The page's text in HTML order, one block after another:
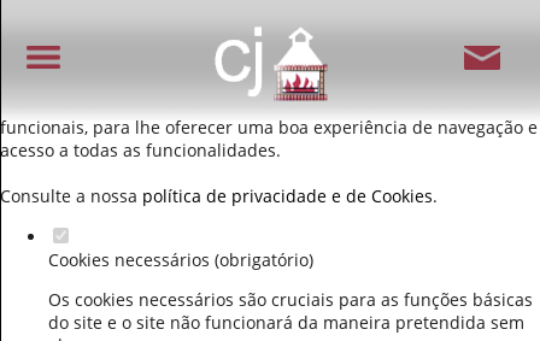
Defina as suas preferências de cookies para este
website.
Este website utiliza cookies estritamente necessários, analíticos e
funcionais, para lhe oferecer uma boa experiência de navegação e
acesso a todas as funcionalidades.
Consulte a nossa política de privacidade e de Cookies.
Cookies necessários (obrigatório)
Os cookies necessários são cruciais para as funções básicas
do site e o site não funcionará da maneira pretendida sem